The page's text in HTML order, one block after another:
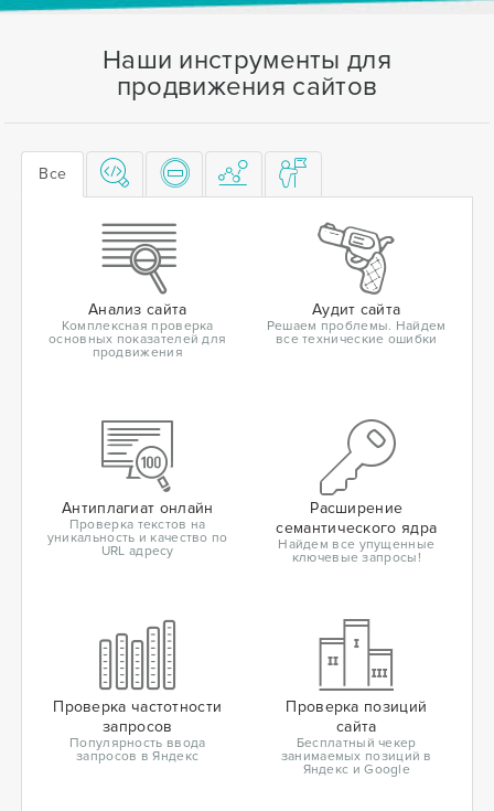
Наши инструменты для
продвижения сайтов
Все
Анализ сайта
Комплексная проверка
основных показателей для
продвижения
Аудит сайта
Решаем проблемы. Найдем
все технические ошибки
Антиплагиат онлайн
Проверка текстов на
уникальность и качество по
URL адресу
Расширение
семантического ядра
Найдем все упущенные
ключевые запросы!
Проверка частотности
запросов
Популярность ввода
запросов в Яндекс
Проверка позиций
сайта
Бесплатный чекер
занимаемых позиций в
Яндекс и Google